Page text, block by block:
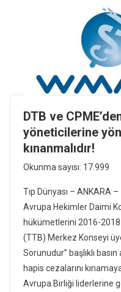
DTB ve
yöneticilerine
kınanmalıdır!
Okunma sayısı: 17.999
Tıp Dünyası – ANKARA
Avrupa Hekimler Daimi
hükümetlerini 2016-
(TTB) Merkez Konseyi
Sorunudur” başlıklı
hapis cezalarını
Avrupa Birliği liderlerine